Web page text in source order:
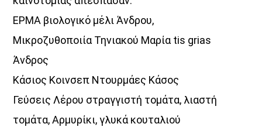
ΕΡΜΑ βιολογικό μέλι Άνδρου,
Μικροζυθοποιία Τηνιακού Μαρία tis grias
Άνδρος
Κάσιος Κοινσεπ Ντουρμάες Κάσος
Γεύσεις Λέρου στραγγιστή τομάτα, λιαστή
τομάτα, Αρμυρίκι, γλυκά κουταλιού